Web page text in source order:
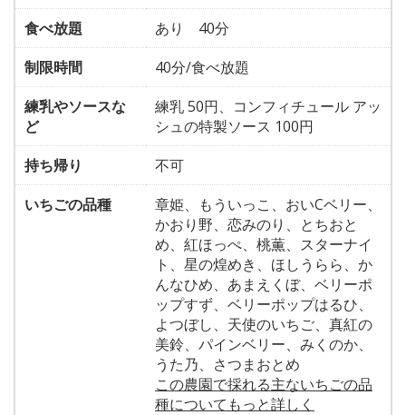
食べ放題
あり 40分
制限時間
40分/食べ放題
練乳やソースな
ど
練乳 50円、コンフィチュール アッ
シュの特製ソース 100円
持ち帰り
不可
いちごの品種
章姫、もういっこ、おいCベリー、
かおり野、恋みのり、とちおと
め、紅ほっぺ、桃薫、スターナイ
ト、星の煌めき、ほしうらら、か
んなひめ、あまえくぼ、ベリーポ
ップすず、ベリーポップはるひ、
よつぼし、天使のいちご、真紅の
美鈴、パインベリー、みくのか、
うた乃、さつまおとめ
この農園で採れる主ないちごの品
種についてもっと詳しく